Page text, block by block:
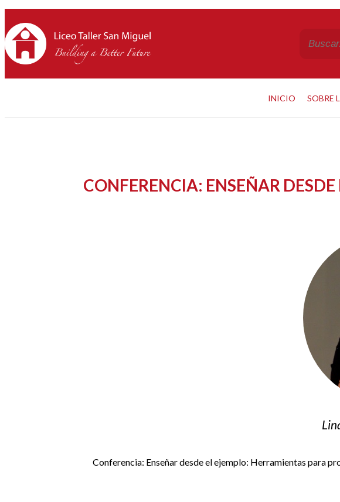
INICIO SOBRE
CONFERENCIA: ENSEÑAR DESDE
Conferencia: Enseñar desde el ejemplo: Herramientas para